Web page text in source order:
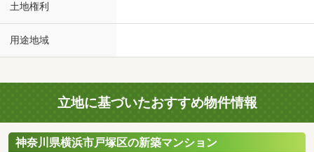
土地権利
用途地域
立地に基づいたおすすめ物件情報
神奈川県横浜市戸塚区の新築マンション